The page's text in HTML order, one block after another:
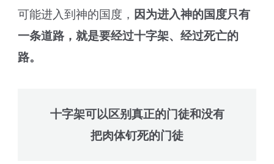
可能进入到神的国度， 因为进入神的国度只有
一条道路，就是要经过十字架、经过死亡的
路。
十字架可以区别真正的门徒和没有
把肉体钉死的门徒